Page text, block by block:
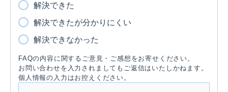
解決できた
解決できたが分かりにくい
解決できなかった
FAQの内容に関するご意見・ご感想をお寄せください。
お問い合わせを入力されましてもご返信はいたしかねます。
個人情報の入力はお控えください。